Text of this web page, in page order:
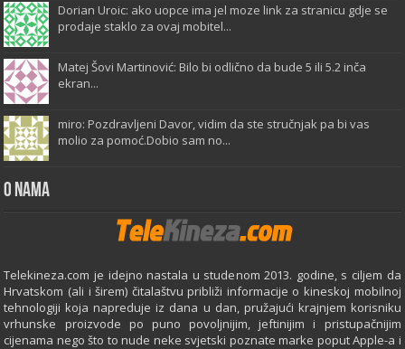
Dorian Uroic: ako uopce ima jel moze link za stranicu gdje se
prodaje staklo za ovaj mobitel...
Matej Šovi Martinović: Bilo bi odlično da bude 5 ili 5.2 inča
ekran...
miro: Pozdravljeni Davor, vidim da ste stručnjak pa bi vas
molio za pomoć.Dobio sam no...
O Nama
Telekineza.com je idejno nastala u studenom 2013. godine, s ciljem da
Hrvatskom (ali i širem) čitalaštvu približi informacije o kineskoj mobilnoj
tehnologiji koja napreduje iz dana u dan, pružajući krajnjem korisniku
vrhunske proizvode po puno povoljnijim, jeftinijim i pristupačnijim
cijenama nego što to nude neke svjetski poznate marke poput Apple-a i